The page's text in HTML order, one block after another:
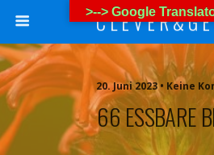
C L E V E R & G
20. Juni 2023 • Keine
66 ESSBARE
>--> Google